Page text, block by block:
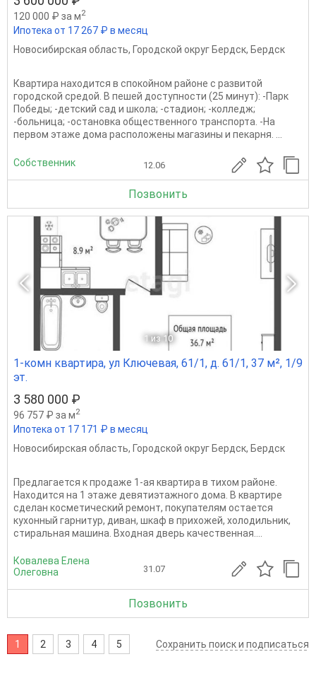
120 000 ₽ за м2
Ипотека от 17 267 ₽ в месяц
Новосибирская область, Городской округ Бердск, Бердск
Квартира находится в спокойном районе с развитой
городской средой. В пешей доступности (25 минут): -Парк
Победы; -детский сад и школа; -стадион; -колледж;
-больница; -остановка общественного транспорта. -На
первом этаже дома расположены магазины и пекарня. ...
Собственник 12.06
Позвонить
1 из 10
1-комн квартира, ул Ключевая, 61/1, д. 61/1, 37 м², 1/9
эт.
3 580 000 ₽
96 757 ₽ за м2
Ипотека от 17 171 ₽ в месяц
Новосибирская область, Городской округ Бердск, Бердск
Предлагается к продаже 1-ая квартира в тихом районе.
Находится на 1 этаже девятиэтажного дома. В квартире
сделан косметический ремонт, покупателям остается
кухонный гарнитур, диван, шкаф в прихожей, холодильник,
стиральная машина. Входная дверь качественная....
Ковалева Елена
Олеговна
31.07
Позвонить
1 2 3 4 5 Сохранить поиск и подписаться